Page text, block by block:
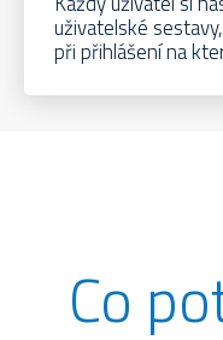
uživatelské
při přihlášení na
Co